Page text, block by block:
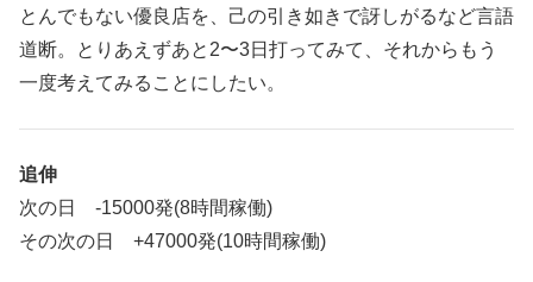
とんでもない優良店を、己の引き如きで訝しがるなど言語
道断。とりあえずあと2〜3日打ってみて、それからもう
一度考えてみることにしたい。
追伸
次の日 -15000発(8時間稼働)
その次の日 +47000発(10時間稼働)